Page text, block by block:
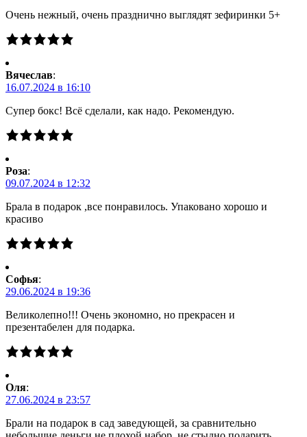
Очень нежный, очень празднично выглядят зефиринки 5+
Вячеслав:
16.07.2024 в 16:10
Супер бокс! Всё сделали, как надо. Рекомендую.
Роза:
09.07.2024 в 12:32
Брала в подарок ,все понравилось. Упаковано хорошо и
красиво
Софья:
29.06.2024 в 19:36
Великолепно!!! Очень экономно, но прекрасен и
презентабелен для подарка.
Оля:
27.06.2024 в 23:57
Брали на подарок в сад заведующей, за сравнительно